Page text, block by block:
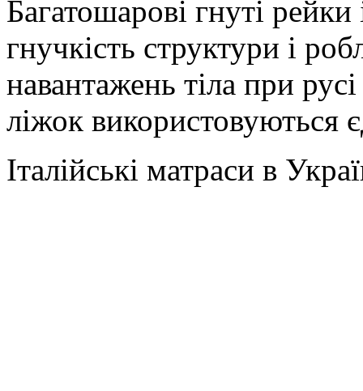
Багатошарові гнуті
гнучкість структури і
навантажень тіла при
ліжок використовуються
Італійські матраси в